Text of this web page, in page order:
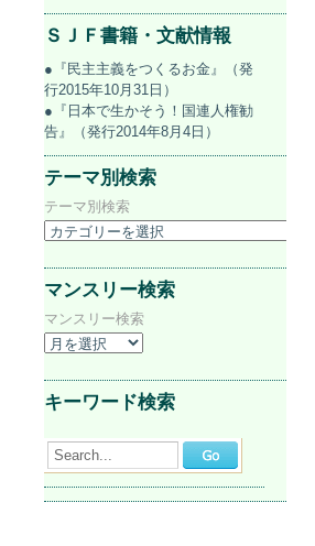
ＳＪＦ書籍・文献情報
●『民主主義をつくるお金』（発
行2015年10月31日）
●『日本で生かそう！国連人権勧
告』（発行2014年8月4日）
テーマ別検索
テーマ別検索
マンスリー検索
マンスリー検索
キーワード検索
Search...